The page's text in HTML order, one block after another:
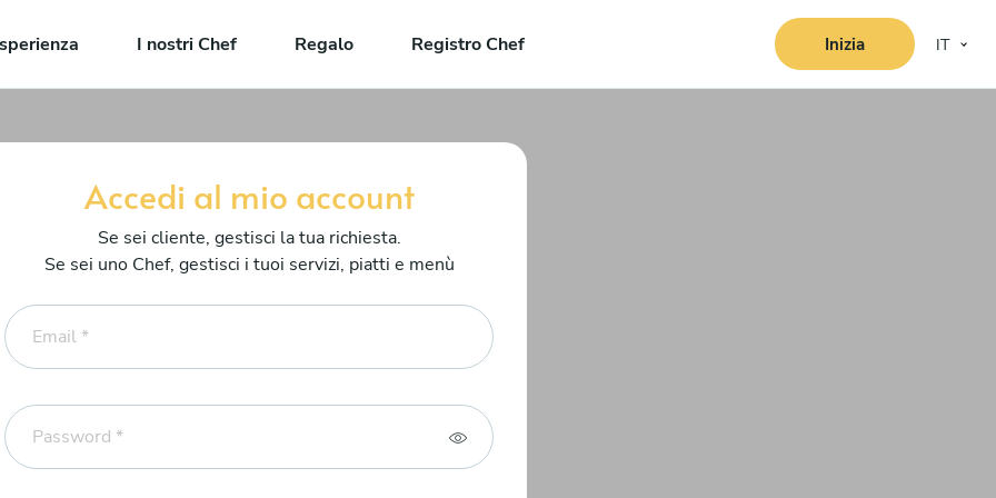
I nostri Chef Regalo Registro Chef Inizia IT
Accedi al mio account
Se sei cliente, gestisci la tua richiesta.
Se sei uno Chef, gestisci i tuoi servizi, piatti e menù
Email *
Password *